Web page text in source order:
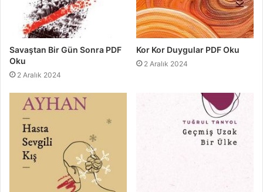
Savaştan Bir Gün Sonra PDF
Oku
2 Aralık 2024
Kor Kor Duygular PDF Oku
2 Aralık 2024